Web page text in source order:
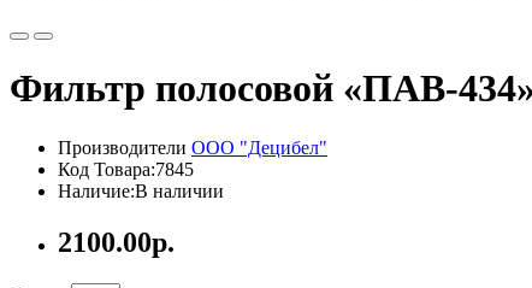
Фильтр полосовой «ПАВ-
Производители ООО "Децибел"
Код Товара:7845
Наличие:В наличии
2100.00р.